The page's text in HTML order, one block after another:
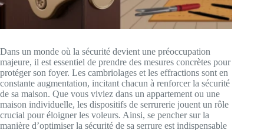
Dans un monde où la sécurité devient une préoccupation
majeure, il est essentiel de prendre des mesures concrètes pour
protéger son foyer. Les cambriolages et les effractions sont en
constante augmentation, incitant chacun à renforcer la sécurité
de sa maison. Que vous viviez dans un appartement ou une
maison individuelle, les dispositifs de serrurerie jouent un rôle
crucial pour éloigner les voleurs. Ainsi, se pencher sur la
manière d’optimiser la sécurité de sa serrure est indispensable